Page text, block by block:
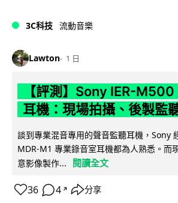
3C科技 流動音樂
Lawton 1 日
【評測】Sony IER-
耳機：現場拍攝、後製監
談到專業混音專用的聲音監聽耳機，Sony
MDR-M1 專業錄音室耳機都為人熟悉。而
意影像製作...
閱讀全文
36 4 ↗ 分享